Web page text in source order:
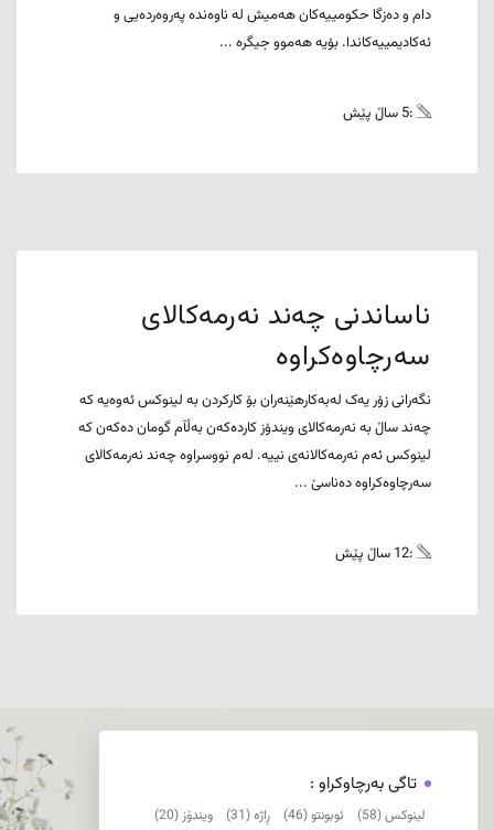
دام و دەزگا حکومییەکان هەمیش لە ناوەندە پەروەردەیی و
ئەکادیمییەکاندا. بۆیە هەموو جیگرە ...
:5 ساڵ پێش
ناساندنی چەند نەرمەکالای
سەرچاوەکراوە
نگەرانی زۆر یەک لەبەکارهێنەران بۆ کارکردن بە لینوکس ئەوەیە کە
چەند ساڵ بە نەرمەکالای ویندۆز کاردەکەن بەڵآم گومان دەکەن کە
لینوکس ئەم نەرمەکالانەی نییە. لەم نووسراوە چەند نەرمەکالای
سەرچاوەکراوە دەناسێ ...
:12 ساڵ پێش
تاگی بەرچاوکراو :
لینوکس (58) ئوبونتو (46) ڕاژە (31) ویندۆز (20)